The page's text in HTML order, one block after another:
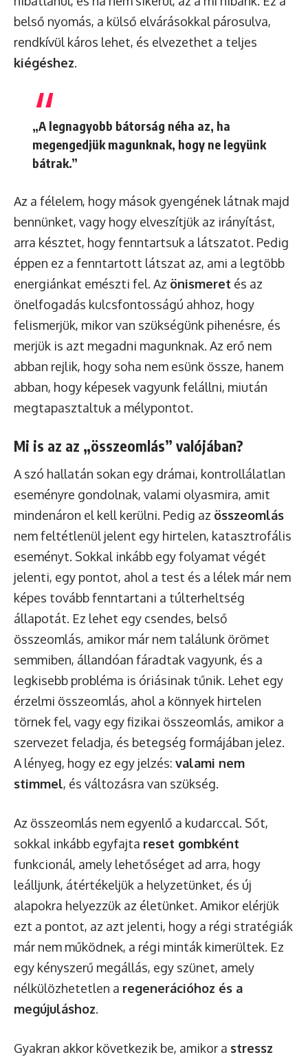
belső nyomás, a külső elvárásokkal párosulva,
rendkívül káros lehet, és elvezethet a teljes
kiégéshez.
„A legnagyobb bátorság néha az, ha
megengedjük magunknak, hogy ne legyünk
bátrak.”
Az a félelem, hogy mások gyengének látnak majd
bennünket, vagy hogy elveszítjük az irányítást,
arra késztet, hogy fenntartsuk a látszatot. Pedig
éppen ez a fenntartott látszat az, ami a legtöbb
energiánkat emészti fel. Az önismeret és az
önelfogadás kulcsfontosságú ahhoz, hogy
felismerjük, mikor van szükségünk pihenésre, és
merjük is azt megadni magunknak. Az erő nem
abban rejlik, hogy soha nem esünk össze, hanem
abban, hogy képesek vagyunk felállni, miután
megtapasztaltuk a mélypontot.
Mi is az az „összeomlás” valójában?
A szó hallatán sokan egy drámai, kontrollálatlan
eseményre gondolnak, valami olyasmira, amit
mindenáron el kell kerülni. Pedig az összeomlás
nem feltétlenül jelent egy hirtelen, katasztrofális
eseményt. Sokkal inkább egy folyamat végét
jelenti, egy pontot, ahol a test és a lélek már nem
képes tovább fenntartani a túlterheltség
állapotát. Ez lehet egy csendes, belső
összeomlás, amikor már nem találunk örömet
semmiben, állandóan fáradtak vagyunk, és a
legkisebb probléma is óriásinak tűnik. Lehet egy
érzelmi összeomlás, ahol a könnyek hirtelen
törnek fel, vagy egy fizikai összeomlás, amikor a
szervezet feladja, és betegség formájában jelez.
A lényeg, hogy ez egy jelzés: valami nem
stimmel, és változásra van szükség.
Az összeomlás nem egyenlő a kudarccal. Sőt,
sokkal inkább egyfajta reset gombként
funkcionál, amely lehetőséget ad arra, hogy
leálljunk, átértékeljük a helyzetünket, és új
alapokra helyezzük az életünket. Amikor elérjük
ezt a pontot, az azt jelenti, hogy a régi stratégiák
már nem működnek, a régi minták kimerültek. Ez
egy kényszerű megállás, egy szünet, amely
nélkülözhetetlen a regenerációhoz és a
megújuláshoz.
Gyakran akkor következik be, amikor a stressz